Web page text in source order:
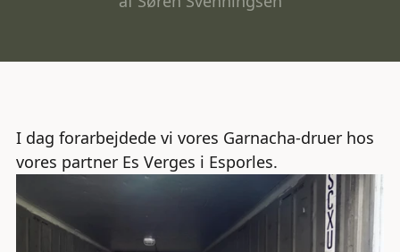
I dag forarbejdede vi vores Garnacha-druer hos
vores partner Es Verges i Esporles.